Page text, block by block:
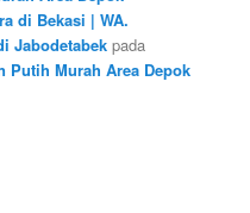
di Bekasi | WA.
Jabodetabek pada
Putih Murah Area Depok